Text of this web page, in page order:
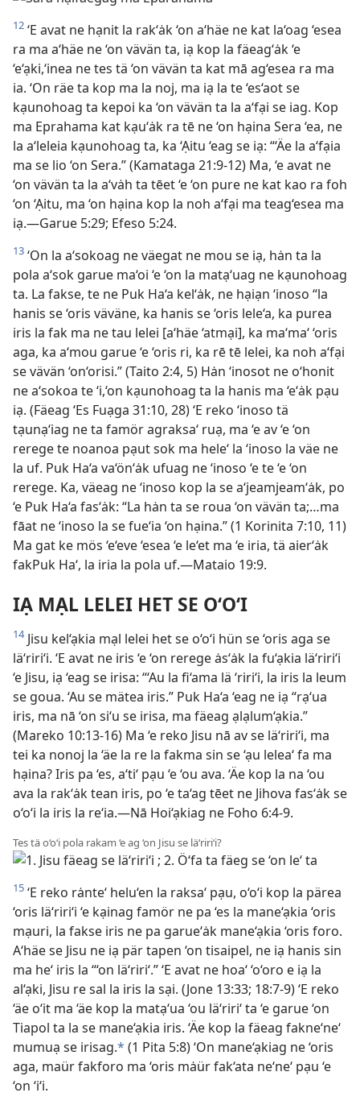
12 ‘E avat ne hạnit la rak‘ȧk ‘on a‘häe ne kat la‘oag ‘esea
ra ma a‘häe ne ‘on vävän ta, iạ kop la fäeag‘ȧk ‘e
‘e‘ạki,‘inea ne tes tä ‘on vävän ta kat mā ag‘esea ra ma
ia. ‘On räe ta kop ma la noj, ma iạ la te ‘es‘aot se
kạunohoag ta kepoi ka ‘on vävän ta la a‘fại se iag. Kop
ma Eprahama kat kạu‘ȧk ra tē ne ‘on hạina Sera ‘ea, ne
la a‘leleia kạunohoag ta, ka ‘Ạitu ‘eag se iạ: “‘Äe la a‘fạia
ma se lio ‘on Sera.” (Kamataga 21:9-12) Ma, ‘e avat ne
‘on vävän ta la a‘vȧh ta tēet ‘e ‘on pure ne kat kao ra foh
‘on ‘Ạitu, ma ‘on hạina kop la noh a‘fại ma teag‘esea ma
iạ.—Garue 5:29; Efeso 5:24.
13 ‘On la a‘sokoag ne väegat ne mou se iạ, hȧn ta la
pola a‘sok garue ma‘oi ‘e ‘on la matạ‘uag ne kạunohoag
ta. La fakse, te ne Puk Ha‘a kel‘ȧk, ne hạiạn ‘inoso “la
hanis se ‘oris väväne, ka hanis se ‘oris lele‘a, ka purea
iris la fak ma ne tau lelei [a‘häe ‘atmại], ka ma‘ma‘ ‘oris
aga, ka a‘mou garue ‘e ‘oris ri, ka rē tē lelei, ka noh a‘fại
se vävän ‘on‘orisi.” (Taito 2:4, 5) Hȧn ‘inosot ne o‘honit
ne a‘sokoa te ‘i,‘on kạunohoag ta la hanis ma ‘e‘ȧk pạu
iạ. (Fäeag ‘Es Fuạga 31:10, 28) ‘E reko ‘inoso tä
tạunạ‘iag ne ta famör agraksa‘ ruạ, ma ‘e av ‘e ‘on
rerege te noanoa pạut sok ma hele‘ la ‘inoso la väe ne
la uf. Puk Ha‘a va‘ön‘ȧk ufuag ne ‘inoso ‘e te ‘e ‘on
rerege. Ka, väeag ne ‘inoso kop la se a‘jeamjeam‘ȧk, po
‘e Puk Ha‘a fas‘ȧk: “La hȧn ta se roua ‘on vävän ta;…ma
fāat ne ‘inoso la se fue‘ia ‘on hạina.” (1 Korinita 7:10, 11)
Ma gat ke mös ‘e‘eve ‘esea ‘e le‘et ma ‘e iria, tä aier‘ȧk
fakPuk Ha‘, la iria la pola uf.—Mataio 19:9.
IẠ MẠL LELEI HET SE O‘O‘I
14Jisu kel‘ạkia mạl lelei het se o‘o‘i hün se ‘oris aga se
lä‘riri‘i. ‘E avat ne iris ‘e ‘on rerege ȧs‘ȧk la fu‘ạkia lä‘riri‘i
‘e Jisu, iạ ‘eag se irisa: “‘Au la fi‘ama lä ‘riri‘i, la iris la leum
se goua. ‘Au se mätea iris.” Puk Ha‘a ‘eag ne iạ “rạ‘ua
iris, ma nā ‘on si‘u se irisa, ma fäeag ạlạlum‘ạkia.”
(Mareko 10:13-16) Ma ‘e reko Jisu nā av se lä‘riri‘i, ma
tei ka nonoj la ‘äe la re la fakma sin se ‘ạu lelea‘ fa ma
hạina? Iris pa ‘es, a‘ti‘ pạu ‘e ‘ou ava. ‘Äe kop la na ‘ou
ava la rak‘ȧk tean iris, po ‘e ta‘ag tēet ne Jihova fas‘ȧk se
o‘o‘i la iris la re‘ia.—Nā Hoi‘ạkiag ne Foho 6:4-9.
Tes tä o‘o‘i pola rakam ‘e ag ‘on Jisu se lä‘riri‘i?
15 ‘E reko rȧnte‘ helu‘en la raksa‘ pạu, o‘o‘i kop la pärea
‘oris lä‘riri‘i ‘e kạinag famör ne pa ‘es la mane‘ạkia ‘oris
mạuri, la fakse iris ne pa garue‘ȧk mane‘ạkia ‘oris foro.
A‘häe se Jisu ne iạ pär tapen ‘on tisaipel, ne iạ hanis sin
ma he‘ iris la “‘on lä‘riri‘.” ‘E avat ne hoa‘ ‘o‘oro e iạ la
al‘ạki, Jisu re sal la iris la sại. (Jone 13:33; 18:7-9) ‘E reko
‘äe o‘it ma ‘äe kop la matạ‘ua ‘ou lä‘riri‘ ta ‘e garue ‘on
Tiapol ta la se mane‘ạkia iris. ‘Äe kop la fäeag fakne‘ne‘
mumuạ se irisag.* (1 Pita 5:8) ‘On mane‘ạkiag ne ‘oris
aga, maür fakforo ma ‘oris mȧür fak‘ata ne‘ne‘ pạu ‘e
‘on ‘i‘i.